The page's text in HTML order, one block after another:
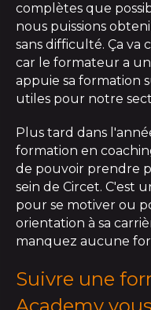
complètes que
nous puissions
sans difficulté. Ça va
car le formateur a
appuie sa formation
utiles pour notre
Plus tard dans
formation en
de pouvoir prendre
sein de Circet. C'est
pour se motiver ou
orientation à sa
manquez aucune
Suivre une